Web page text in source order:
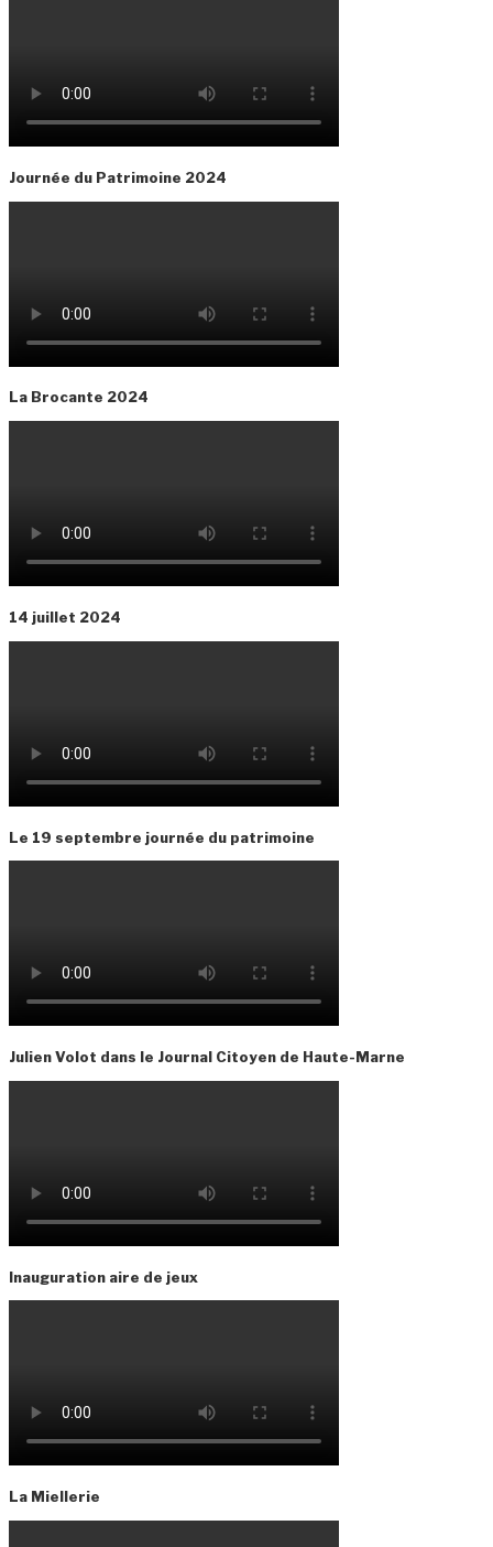
Journée du Patrimoine 2024
La Brocante 2024
14 juillet 2024
Le 19 septembre journée du patrimoine
Julien Volot dans le Journal Citoyen de Haute-Marne
Inauguration aire de jeux
La Miellerie